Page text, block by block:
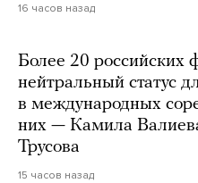
16 часов назад
Более 20 российских
нейтральный статус
в международных
них — Камила
Трусова
15 часов назад